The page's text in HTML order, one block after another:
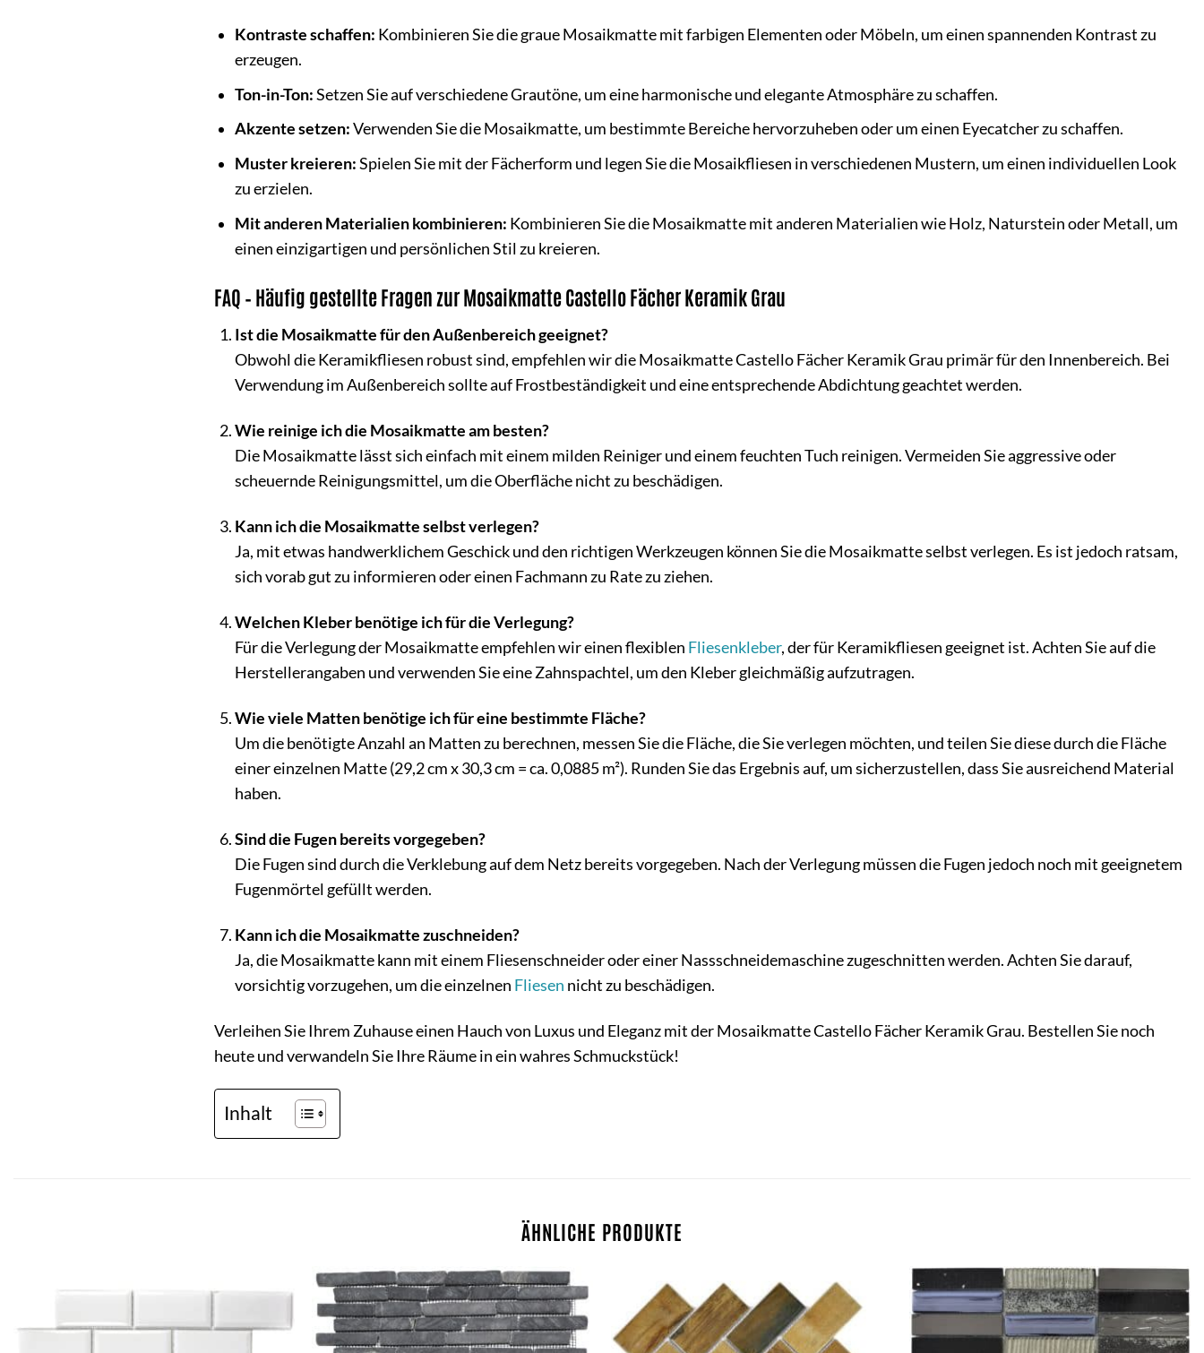
Kontraste schaffen: Kombinieren Sie die graue Mosaikmatte mit farbigen Elementen oder Möbeln, um einen spannenden Kontrast zu
erzeugen.
Ton-in-Ton:Setzen Sie auf verschiedene Grautöne, um eine harmonische und elegante Atmosphäre zu schaffen.
Akzente setzen:Verwenden Sie die Mosaikmatte, um bestimmte Bereiche hervorzuheben oder um einen Eyecatcher zu schaffen.
Muster kreieren:Spielen Sie mit der Fächerform und legen Sie die Mosaikfliesen in verschiedenen Mustern, um einen individuellen Look
zu erzielen.
Mit anderen Materialien kombinieren: Kombinieren Sie die Mosaikmatte mit anderen Materialien wie Holz, Naturstein oder Metall, um
einen einzigartigen und persönlichen Stil zu kreieren.
FAQ – Häufig gestellte Fragen zur Mosaikmatte Castello Fächer Keramik Grau
Ist die Mosaikmatte für den Außenbereich geeignet?
Obwohl die Keramikfliesen robust sind, empfehlen wir die Mosaikmatte Castello Fächer Keramik Grau primär für den Innenbereich. Bei
Verwendung im Außenbereich sollte auf Frostbeständigkeit und eine entsprechende Abdichtung geachtet werden.
Wie reinige ich die Mosaikmatte am besten?
Die Mosaikmatte lässt sich einfach mit einem milden Reiniger und einem feuchten Tuch reinigen. Vermeiden Sie aggressive oder
scheuernde Reinigungsmittel, um die Oberfläche nicht zu beschädigen.
Kann ich die Mosaikmatte selbst verlegen?
Ja, mit etwas handwerklichem Geschick und den richtigen Werkzeugen können Sie die Mosaikmatte selbst verlegen. Es ist jedoch ratsam,
sich vorab gut zu informieren oder einen Fachmann zu Rate zu ziehen.
Welchen Kleber benötige ich für die Verlegung?
Für die Verlegung der Mosaikmatte empfehlen wir einen flexiblen Fliesenkleber, der für Keramikfliesen geeignet ist. Achten Sie auf die
Herstellerangaben und verwenden Sie eine Zahnspachtel, um den Kleber gleichmäßig aufzutragen.
Wie viele Matten benötige ich für eine bestimmte Fläche?
Um die benötigte Anzahl an Matten zu berechnen, messen Sie die Fläche, die Sie verlegen möchten, und teilen Sie diese durch die Fläche
einer einzelnen Matte (29,2 cm x 30,3 cm = ca. 0,0885 m²). Runden Sie das Ergebnis auf, um sicherzustellen, dass Sie ausreichend Material
haben.
Sind die Fugen bereits vorgegeben?
Die Fugen sind durch die Verklebung auf dem Netz bereits vorgegeben. Nach der Verlegung müssen die Fugen jedoch noch mit geeignetem
Fugenmörtel gefüllt werden.
Kann ich die Mosaikmatte zuschneiden?
Ja, die Mosaikmatte kann mit einem Fliesenschneider oder einer Nassschneidemaschine zugeschnitten werden. Achten Sie darauf,
vorsichtig vorzugehen, um die einzelnen Fliesen nicht zu beschädigen.
Verleihen Sie Ihrem Zuhause einen Hauch von Luxus und Eleganz mit der Mosaikmatte Castello Fächer Keramik Grau. Bestellen Sie noch
heute und verwandeln Sie Ihre Räume in ein wahres Schmuckstück!
Inhalt
ÄHNLICHE PRODUKTE